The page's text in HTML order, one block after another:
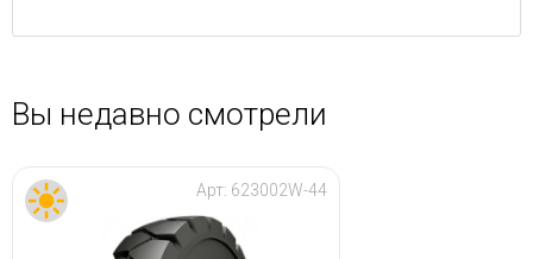
Вы недавно смотрели
Арт: 623002W-44